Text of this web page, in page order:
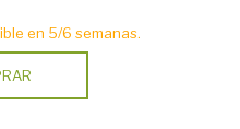
en 5/6 semanas.